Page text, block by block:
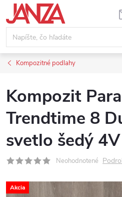
Prejsť na obsah
Kompozitné podlahy
Kompozit
Trendtime 8
svetlo šedý 4V
Neohodnotené
Akcia